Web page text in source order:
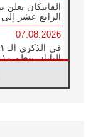
الفاتيكان يعلن
الرابع عشر
07.08.2026
اليابان تنظم ١٠ أيام للصلاة على نية السلام
الكنيسة في